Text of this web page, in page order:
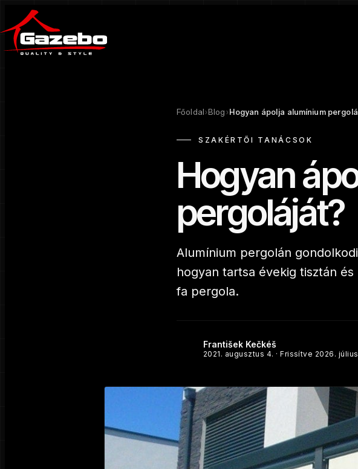
Főoldal›Blog›Hogyan ápolja alumínium
SZAKÉRTŐI TANÁCSOK
Hogyan
pergoláját?
Alumínium pergolán
hogyan tartsa évekig tisztán
fa pergola.
František Kečkéš
2021. augusztus 4. · Frissítve 2026. július